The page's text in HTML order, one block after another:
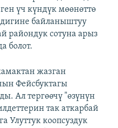
үч күндүк мөөнөттө
байланыштуу
райондук сотуна арыз
болот.
жазган
Фейсбуктагы
Ал тергөөчү "өзүнүн
так аткарбай
Улуттук коопсуздук